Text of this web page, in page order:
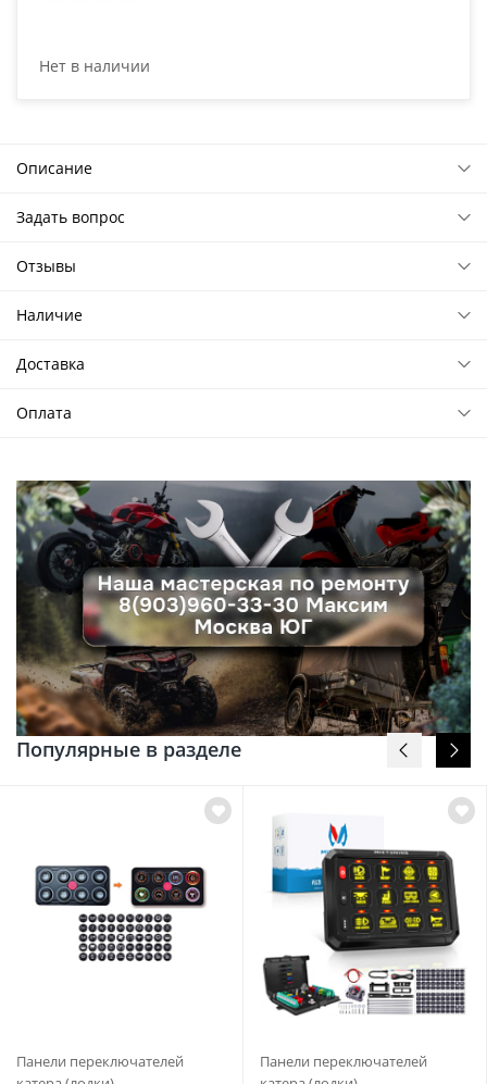
Нет в наличии
Описание
Задать вопрос
Отзывы
Наличие
Доставка
Оплата
Популярные в разделе
Панели переключателей
Панели переключателей